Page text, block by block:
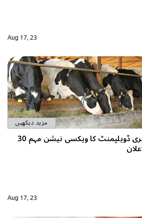
Aug 17, 23
مزید دیکھیں
محکمہ لائیو سٹاک و ڈیری ڈویلپمنٹ کا ویکسی نیشن مہم 30
Aug 17, 23